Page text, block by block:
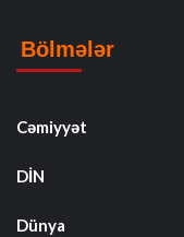
Bölmələr
Cəmiyyət
DİN
Dünya